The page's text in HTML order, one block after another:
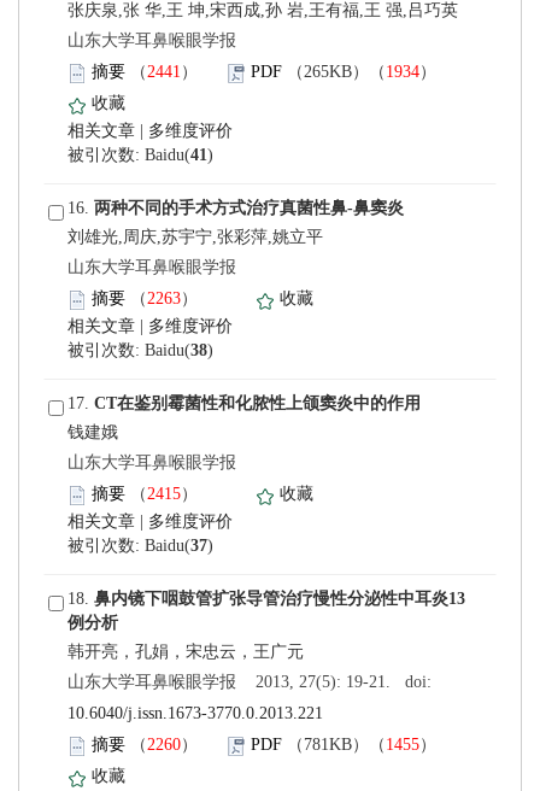
张庆泉,张 华,王 坤,宋西成,孙 岩,王有福,王 强,吕巧英
山东大学耳鼻喉眼学报
）
）
)
16.
刘雄光,周庆,苏宇宁,张彩萍,姚立平
山东大学耳鼻喉眼学报
）
)
17.
钱建娥
山东大学耳鼻喉眼学报
）
)
18.
山东大学耳鼻喉眼学报 2013, 27(5): 19-21. doi:
10.6040/j.issn.1673-3770.0.2013.221
）
）